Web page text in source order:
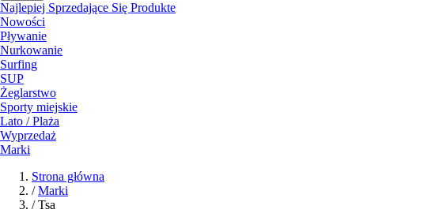
Najlepiej Sprzedające Się Produkte
Nowości
Pływanie
Nurkowanie
Surfing
SUP
Żeglarstwo
Sporty miejskie
Lato / Plaża
Wyprzedaż
Marki
Strona główna
/ Marki
/ Tsa